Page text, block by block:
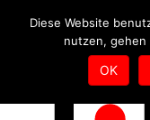
E-
Diese Website
nutzen, gehen
OK